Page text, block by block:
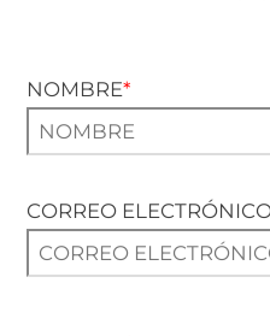
NOMBRE*
CORREO